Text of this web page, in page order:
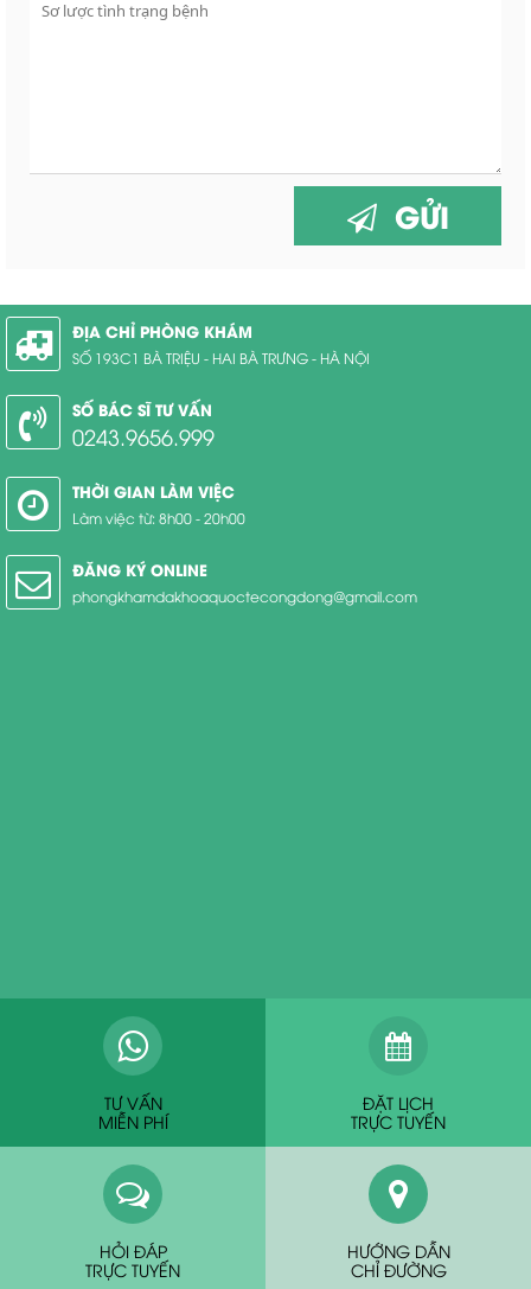
GỬI
ĐỊA CHỈ PHÒNG KHÁM
SỐ 193C1 BÀ TRIỆU - HAI BÀ TRƯNG - HÀ NỘI
SỐ BÁC SĨ TƯ VẤN
0243.9656.999
THỜI GIAN LÀM VIỆC
Làm việc từ: 8h00 - 20h00
ĐĂNG KÝ ONLINE
phongkhamdakhoaquoctecongdong@gmail.com
TƯ VẤN
MIỄN PHÍ
ĐẶT LỊCH
TRỰC TUYẾN
HỎI ĐÁP
TRỰC TUYẾN
HƯỚNG DẪN
CHỈ ĐƯỜNG